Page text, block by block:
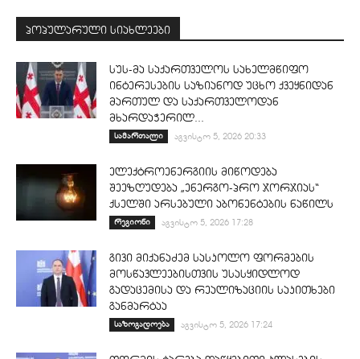
პოპულარული სიახლეები
სუს-მა საქართველოს სახელმწიფო
ინტერესების საზიანოდ უცხო ქვეყნიდან
მართულ და საქართველოდან
მხარდაჭერილ...
სამართალი აგვისტო 5, 2026 20:33
ელექტროენერგიის მიწოდება
შეეზღუდება „ენერგო-პრო ჯორჯიას“
ქსელში არსებული აბონენტების ნაწილს
რეგიონი აგვისტო 5, 2026 17:28
გივი მიქანაძემ სასკოლო ფორმების
მოსწავლეებისთვის უსასყიდლოდ
გადაცემისა და რეალიზაციის საკითხები
განმარტაა
საზოგადოება აგვისტო 5, 2026 17:24